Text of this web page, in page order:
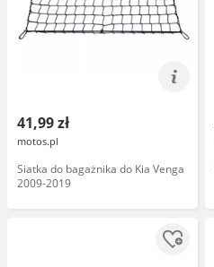
41,99 zł
motos.pl
Siatka do bagażnika do Kia Venga
2009-2019